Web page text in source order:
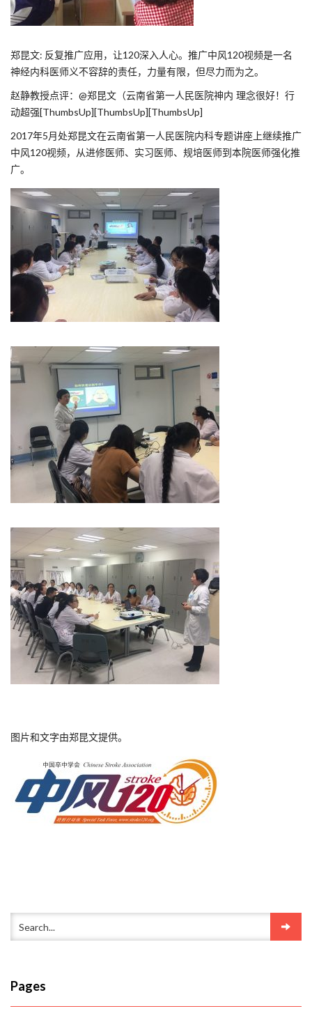
郑昆文: 反复推广应用，让120深入人心。推广中风120视频是一名
神经内科医师义不容辞的责任，力量有限，但尽力而为之。
赵静教授点评：@郑昆文（云南省第一人民医院神内 理念很好！行
动超强[ThumbsUp][ThumbsUp][ThumbsUp]
2017年5月处郑昆文在云南省第一人民医院内科专题讲座上继续推广
中风120视频，从进修医师、实习医师、规培医师到本院医师强化推
广。
图片和文字由郑昆文提供。
Pages